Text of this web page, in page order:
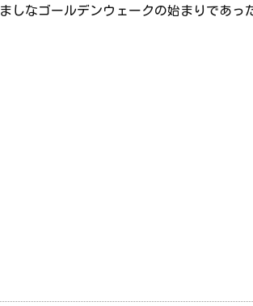
しなゴールデンウェークの始まりであっ